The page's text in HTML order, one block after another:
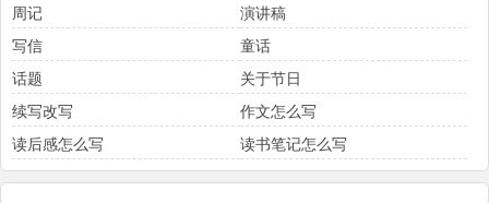
周记
演讲稿
写信
童话
话题
关于节日
续写改写
作文怎么写
读后感怎么写
读书笔记怎么写